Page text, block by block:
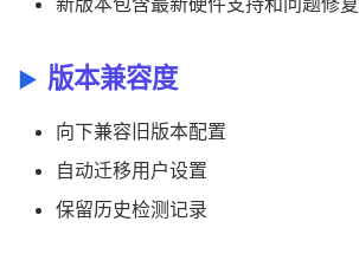
版本兼容度
向下兼容旧版本配置
自动迁移用户设置
保留历史检测记录